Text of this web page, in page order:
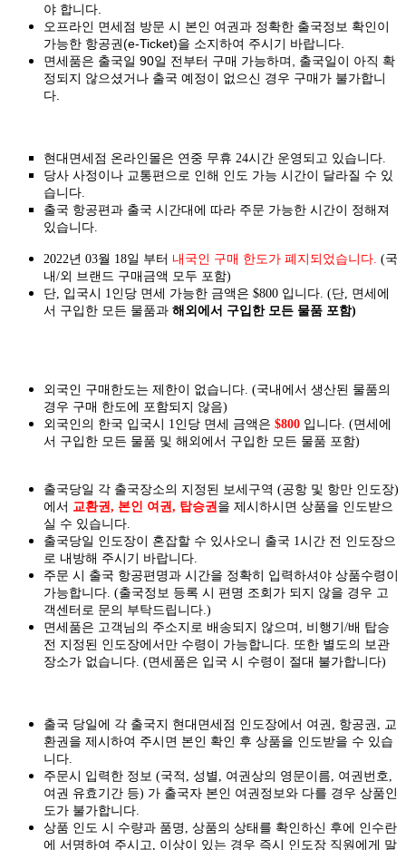
야 합니다.
오프라인 면세점 방문 시 본인 여권과 정확한 출국정보 확인이
가능한 항공권(e-Ticket)을 소지하여 주시기 바랍니다.
면세품은 출국일 90일 전부터 구매 가능하며, 출국일이 아직 확
정되지 않으셨거나 출국 예정이 없으신 경우 구매가 불가합니
다.
현대면세점 온라인몰은 연중 무휴 24시간 운영되고 있습니다.
당사 사정이나 교통편으로 인해 인도 가능 시간이 달라질 수 있
습니다.
출국 항공편과 출국 시간대에 따라 주문 가능한 시간이 정해져
있습니다.
2022년 03월 18일 부터 내국인 구매 한도가 폐지되었습니다. (국
내/외 브랜드 구매금액 모두 포함)
단, 입국시 1인당 면세 가능한 금액은 $800 입니다. (단, 면세에
서 구입한 모든 물품과 해외에서 구입한 모든 물품 포함)
외국인 구매한도는 제한이 없습니다. (국내에서 생산된 물품의
경우 구매 한도에 포함되지 않음)
외국인의 한국 입국시 1인당 면세 금액은 $800 입니다. (면세에
서 구입한 모든 물품 및 해외에서 구입한 모든 물품 포함)
출국당일 각 출국장소의 지정된 보세구역 (공항 및 항만 인도장)
에서 교환권, 본인 여권, 탑승권 을 제시하시면 상품을 인도 받으
실 수 있습니다.
출국당일 인도장이 혼잡할 수 있사오니 출국 1시간 전 인도장으
로 내방해 주시기 바랍니다.
주문 시 출국 항공편명과 시간을 정확히 입력하셔야 상품수령이
가능합니다. (출국정보 등록 시 편명 조회가 되지 않을 경우 고
객센터로 문의 부탁드립니다.)
면세품은 고객님의 주소지로 배송되지 않으며, 비행기/배 탑승
전 지정된 인도장에서만 수령이 가능합니다. 또한 별도의 보관
장소가 없습니다. (면세품은 입국 시 수령이 절대 불가합니다)
출국 당일에 각 출국지 현대면세점 인도장에서 여권, 항공권, 교
환권을 제시하여 주시면 본인 확인 후 상품을 인도받을 수 있습
니다.
주문시 입력한 정보 (국적, 성별, 여권상의 영문이름, 여권번호,
여권 유효기간 등) 가 출국자 본인 여권정보와 다를 경우 상품인
도가 불가합니다.
상품 인도 시 수량과 품명, 상품의 상태를 확인하신 후에 인수란
에 서명하여 주시고, 이상이 있는 경우 즉시 인도장 직원에게 말